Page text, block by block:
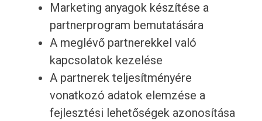
Marketing anyagok készítése a
partnerprogram bemutatására
A meglévő partnerekkel való
kapcsolatok kezelése
A partnerek teljesítményére
vonatkozó adatok elemzése a
fejlesztési lehetőségek azonosítása